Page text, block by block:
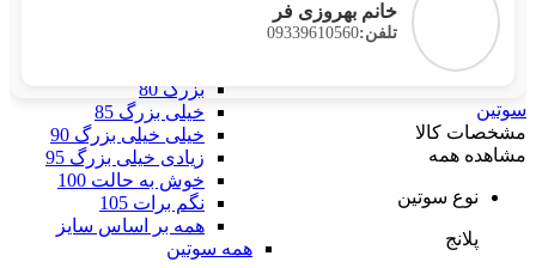
بزرگ 80
خیلی بزرگ 85
خیلی خیلی بزرگ 90
زیادی خیلی بزرگ 95
خوش به حالت 100
نگم برات 105
همه بر اساس سایز
همه سوتین
خانم بهروزی فر
تلفن:09339610560
سوتین
مشخصات کالا
مشاهده همه
نوع سوتین
پلانج